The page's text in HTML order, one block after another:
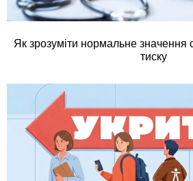
Як зрозуміти нормальне значення
тиску